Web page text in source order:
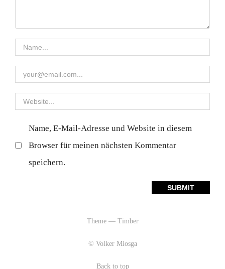
Name, E-Mail-Adresse und Website in diesem
Browser für meinen nächsten Kommentar
speichern.
Theme — Timber
© Volker Miosga
Back to top